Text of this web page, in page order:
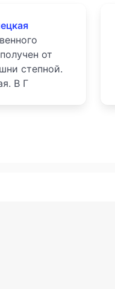
от
степной.
В Г